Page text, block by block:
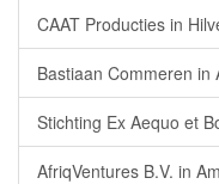
CAAT Producties in
Bastiaan Commeren in
Stichting Ex Aequo et
AfriqVentures B.V. in